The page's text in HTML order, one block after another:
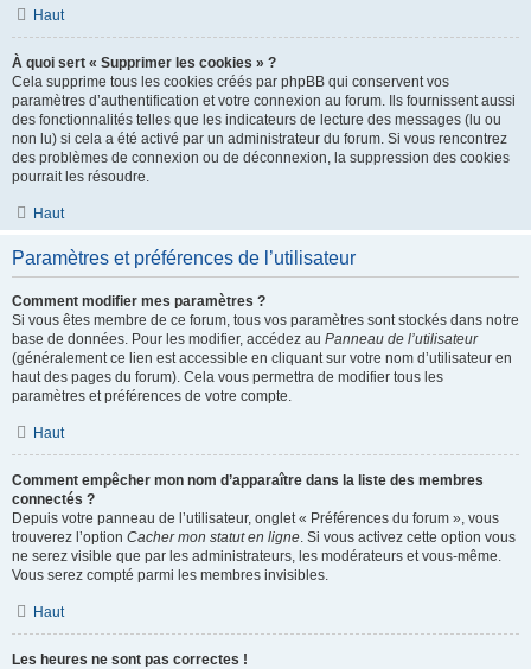
Haut
À quoi sert « Supprimer les cookies » ?
Cela supprime tous les cookies créés par phpBB qui conservent vos
paramètres d’authentification et votre connexion au forum. Ils fournissent aussi
des fonctionnalités telles que les indicateurs de lecture des messages (lu ou
non lu) si cela a été activé par un administrateur du forum. Si vous rencontrez
des problèmes de connexion ou de déconnexion, la suppression des cookies
pourrait les résoudre.
Haut
Paramètres et préférences de l’utilisateur
Comment modifier mes paramètres ?
Si vous êtes membre de ce forum, tous vos paramètres sont stockés dans notre
base de données. Pour les modifier, accédez au Panneau de l’utilisateur
(généralement ce lien est accessible en cliquant sur votre nom d’utilisateur en
haut des pages du forum). Cela vous permettra de modifier tous les
paramètres et préférences de votre compte.
Haut
Comment empêcher mon nom d’apparaître dans la liste des membres
connectés ?
Depuis votre panneau de l’utilisateur, onglet « Préférences du forum », vous
trouverez l’option Cacher mon statut en ligne. Si vous activez cette option vous
ne serez visible que par les administrateurs, les modérateurs et vous-même.
Vous serez compté parmi les membres invisibles.
Haut
Les heures ne sont pas correctes !